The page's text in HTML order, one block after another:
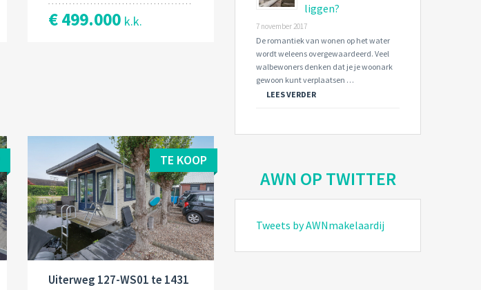
€ 499.000 k.k.
TE KOOP
Uiterweg 127-WS01 te 1431
liggen?
7 november 2017
De romantiek van wonen op het water
wordt weleens overgewaardeerd. Veel
walbewoners denken dat je je woonark
gewoon kunt verplaatsen …
LEES VERDER
AWN OP TWITTER
Tweets by AWNmakelaardij